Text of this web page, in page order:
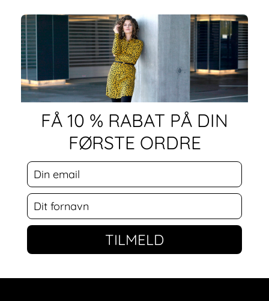
FÅ 10 % RABAT PÅ DIN
FØRSTE ORDRE
TILMELD